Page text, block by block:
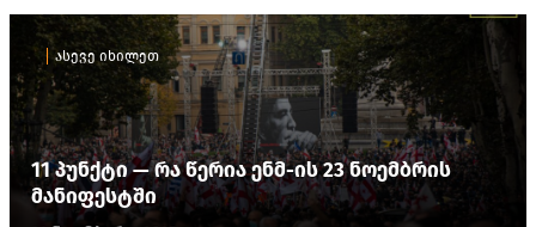
ასევე იხილეთ
11 პუნქტი — რა წერია ენმ-ის 23 ნოემბრის
მანიფესტში